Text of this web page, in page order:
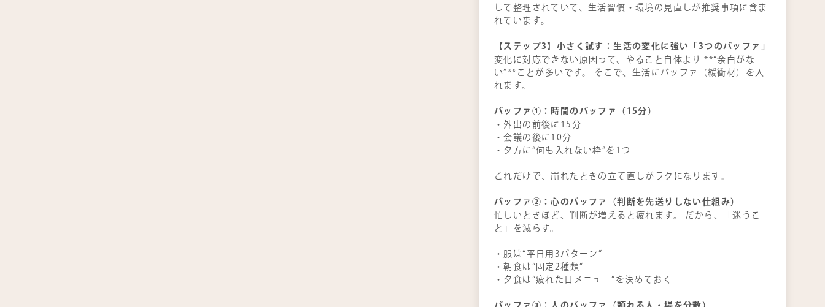
して整理されていて、生活習慣・環境の見直しが推奨事項に含ま
れています。
【ステップ3】小さく試す：生活の変化に強い「3つのバッファ」
変化に対応できない原因って、やること自体より **“余白がな
い”**ことが多いです。 そこで、生活にバッファ（緩衝材）を入
れます。
バッファ①：時間のバッファ（15分）
・外出の前後に15分
・会議の後に10分
・夕方に“何も入れない枠”を1つ
これだけで、崩れたときの立て直しがラクになります。
バッファ②：心のバッファ（判断を先送りしない仕組み）
忙しいときほど、判断が増えると疲れます。 だから、「迷うこ
と」を減らす。
・服は“平日用3パターン”
・朝食は“固定2種類”
・夕食は“疲れた日メニュー”を決めておく